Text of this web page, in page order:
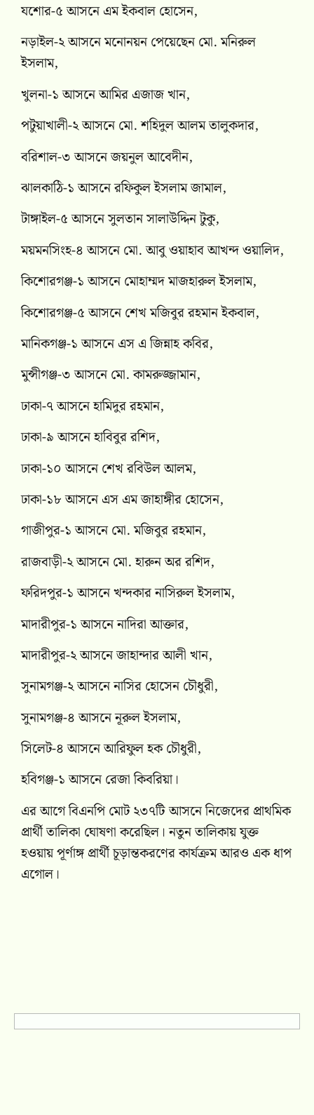
যশোর-৫ আসনে এম ইকবাল হোসেন,
নড়াইল-২ আসনে মনোনয়ন পেয়েছেন মো. মনিরুল
ইসলাম,
খুলনা-১ আসনে আমির এজাজ খান,
পটুয়াখালী-২ আসনে মো. শহিদুল আলম তালুকদার,
বরিশাল-৩ আসনে জয়নুল আবেদীন,
ঝালকাঠি-১ আসনে রফিকুল ইসলাম জামাল,
টাঙ্গাইল-৫ আসনে সুলতান সালাউদ্দিন টুকু,
ময়মনসিংহ-৪ আসনে মো. আবু ওয়াহাব আখন্দ ওয়ালিদ,
কিশোরগঞ্জ-১ আসনে মোহাম্মদ মাজহারুল ইসলাম,
কিশোরগঞ্জ-৫ আসনে শেখ মজিবুর রহমান ইকবাল,
মানিকগঞ্জ-১ আসনে এস এ জিন্নাহ কবির,
মুন্সীগঞ্জ-৩ আসনে মো. কামরুজ্জামান,
ঢাকা-৭ আসনে হামিদুর রহমান,
ঢাকা-৯ আসনে হাবিবুর রশিদ,
ঢাকা-১০ আসনে শেখ রবিউল আলম,
ঢাকা-১৮ আসনে এস এম জাহাঙ্গীর হোসেন,
গাজীপুর-১ আসনে মো. মজিবুর রহমান,
রাজবাড়ী-২ আসনে মো. হারুন অর রশিদ,
ফরিদপুর-১ আসনে খন্দকার নাসিরুল ইসলাম,
মাদারীপুর-১ আসনে নাদিরা আক্তার,
মাদারীপুর-২ আসনে জাহান্দার আলী খান,
সুনামগঞ্জ-২ আসনে নাসির হোসেন চৌধুরী,
সুনামগঞ্জ-৪ আসনে নূরুল ইসলাম,
সিলেট-৪ আসনে আরিফুল হক চৌধুরী,
হবিগঞ্জ-১ আসনে রেজা কিবরিয়া।
এর আগে বিএনপি মোট ২৩৭টি আসনে নিজেদের প্রাথমিক
প্রার্থী তালিকা ঘোষণা করেছিল। নতুন তালিকায় যুক্ত
হওয়ায় পূর্ণাঙ্গ প্রার্থী চূড়ান্তকরণের কার্যক্রম আরও এক ধাপ
এগোল।